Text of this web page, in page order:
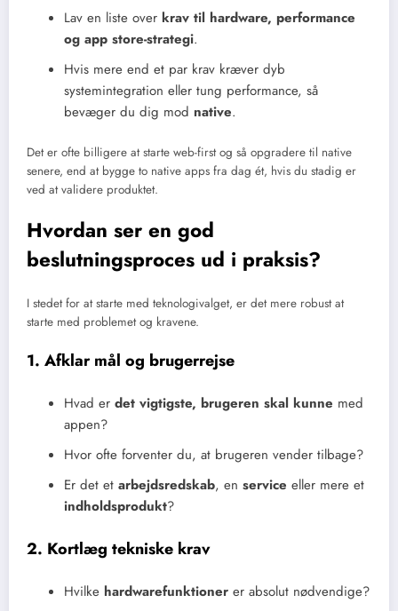
Lav en liste over krav til hardware, performance
og app store-strategi.
Hvis mere end et par krav kræver dyb
systemintegration eller tung performance, så
bevæger du dig mod native.
Det er ofte billigere at starte web-first og så opgradere til native
senere, end at bygge to native apps fra dag ét, hvis du stadig er
ved at validere produktet.
Hvordan ser en god
beslutningsproces ud i praksis?
I stedet for at starte med teknologivalget, er det mere robust at
starte med problemet og kravene.
1. Afklar mål og brugerrejse
Hvad er det vigtigste, brugeren skal kunne med
appen?
Hvor ofte forventer du, at brugeren vender tilbage?
Er det et arbejdsredskab, en service eller mere et
indholdsprodukt?
2. Kortlæg tekniske krav
Hvilke hardwarefunktioner er absolut nødvendige?